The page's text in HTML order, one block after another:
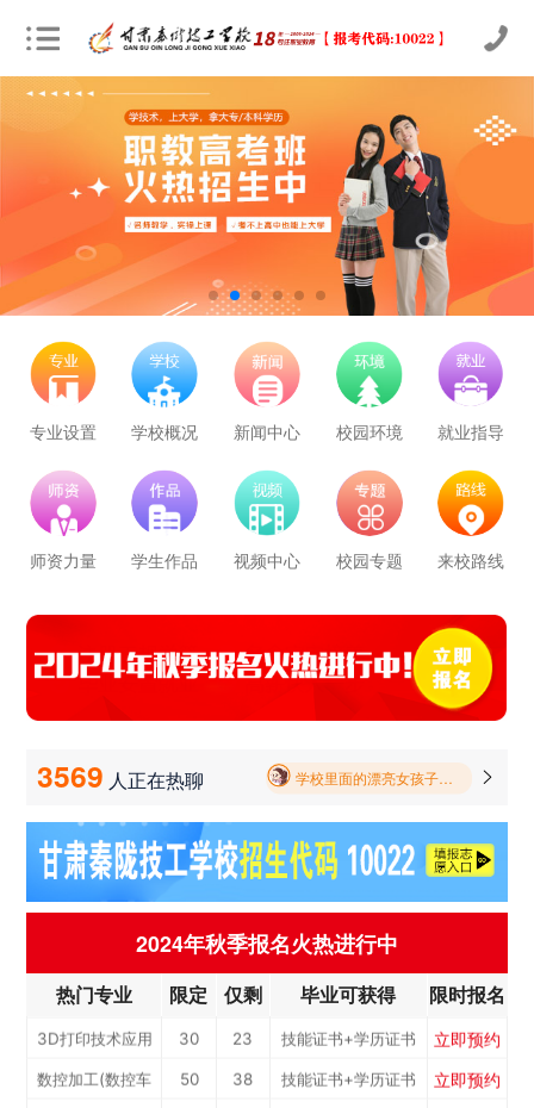
专业设置 学校概况 新闻中心 校园环境 就业指导
师资力量 学生作品 视频中心 校园专题 来校路线
3569 人正在热聊
学校里面的漂亮女孩子多不多呀
报名要带哪些东西
毕业以后的就业率怎么样呀
学校环境怎么样啊 视频上看上去还挺不 错的 有实地去看过的么
学校里面的漂亮女孩子多不多呀 
2024年秋季报名火热进行中
热门专业 限定 仅剩 毕业可获得 限时报名
农业机械运维 技能证书+学历证书 立即预约
通信运营服务 30 23 技能证书+学历证书 立即预约
计算机应用与维修 50 38 技能证书+学历证书 立即预约
幼儿教育 150 114 技能证书+学历证书 立即预约
轨道交通车辆运检 50 38 技能证书+学历证书 立即预约
铁路客运服务 150 114 技能证书+学历证书 立即预约
新能源汽车技术 150 114 技能证书+学历证书 立即预约
公路施工与养护 30 23 技能证书+学历证书 立即预约
立即预约
工业机器人运维 50 38 技能证书+学历证书 立即预约
立即预约
烹饪(中西式面点) 40
烹饪(中式烹调) 30 技能证书+学历证书
健康服务与管理 40 30 技能证书+学历证书 立即预约
护理 90 68 技能证书+学历证书 立即预约
30 23 技能证书+学历证书
机电一体化技术 50 38 技能证书+学历证书 立即预约
3D打印技术应用 30 23 技能证书+学历证书 立即预约
数控加工(数控车 50 38 技能证书+学历证书 立即预约